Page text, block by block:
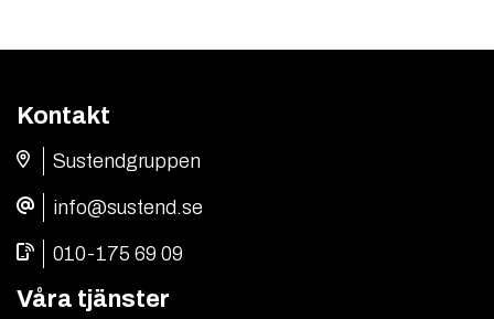
Kontakt
Sustendgruppen
info@sustend.se
010-175 69 09
Våra tjänster